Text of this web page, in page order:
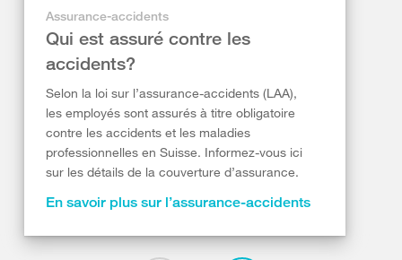
Assurance-accidents
Qui est assuré contre les
accidents?
Selon la loi sur l’assurance-accidents (LAA),
les employés sont assurés à titre obligatoire
contre les accidents et les maladies
professionnelles en Suisse. Informez-vous ici
sur les détails de la couverture d’assurance.
En savoir plus sur l’assurance-accidents